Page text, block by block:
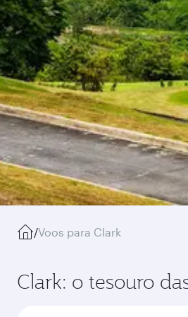
/Voos para Clark
Clark: o tesouro